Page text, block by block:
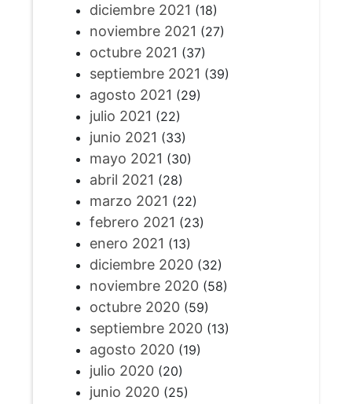
diciembre 2021 (18)
noviembre 2021 (27)
octubre 2021 (37)
septiembre 2021 (39)
agosto 2021 (29)
julio 2021 (22)
junio 2021 (33)
mayo 2021 (30)
abril 2021 (28)
marzo 2021 (22)
febrero 2021 (23)
enero 2021 (13)
diciembre 2020(32)
noviembre 2020(58)
octubre 2020(59)
septiembre 2020(13)
agosto 2020(19)
julio 2020(20)
junio 2020(25)